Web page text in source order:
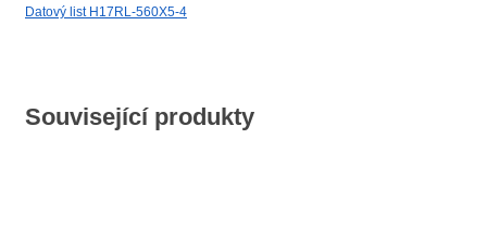
Datový list H17RL-560X5-4
Související produkty